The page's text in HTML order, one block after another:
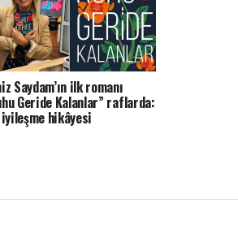
Saydam’ın ilk romanı
Geride Kalanlar” raflarda:
hikâyesi